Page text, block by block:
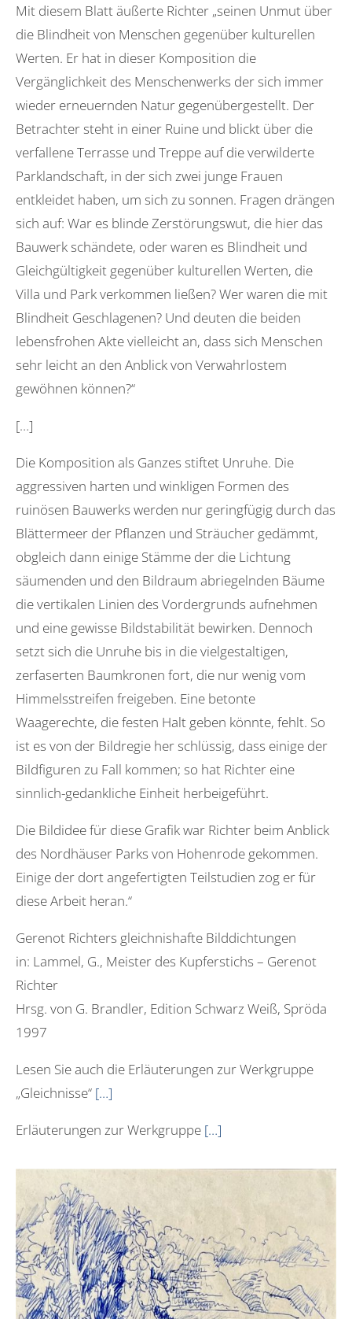
Mit diesem Blatt äußerte Richter „seinen Unmut über
die Blindheit von Menschen gegenüber kulturellen
Werten. Er hat in dieser Komposition die
Vergänglichkeit des Menschenwerks der sich immer
wieder erneuernden Natur gegenübergestellt. Der
Betrachter steht in einer Ruine und blickt über die
verfallene Terrasse und Treppe auf die verwilderte
Parklandschaft, in der sich zwei junge Frauen
entkleidet haben, um sich zu sonnen. Fragen drängen
sich auf: War es blinde Zerstörungswut, die hier das
Bauwerk schändete, oder waren es Blindheit und
Gleichgültigkeit gegenüber kulturellen Werten, die
Villa und Park verkommen ließen? Wer waren die mit
Blindheit Geschlagenen? Und deuten die beiden
lebensfrohen Akte vielleicht an, dass sich Menschen
sehr leicht an den Anblick von Verwahrlostem
gewöhnen können?“
[…]
Die Komposition als Ganzes stiftet Unruhe. Die
aggressiven harten und winkligen Formen des
ruinösen Bauwerks werden nur geringfügig durch das
Blättermeer der Pflanzen und Sträucher gedämmt,
obgleich dann einige Stämme der die Lichtung
säumenden und den Bildraum abriegelnden Bäume
die vertikalen Linien des Vordergrunds aufnehmen
und eine gewisse Bildstabilität bewirken. Dennoch
setzt sich die Unruhe bis in die vielgestaltigen,
zerfaserten Baumkronen fort, die nur wenig vom
Himmelsstreifen freigeben. Eine betonte
Waagerechte, die festen Halt geben könnte, fehlt. So
ist es von der Bildregie her schlüssig, dass einige der
Bildfiguren zu Fall kommen; so hat Richter eine
sinnlich-gedankliche Einheit herbeigeführt.
Die Bildidee für diese Grafik war Richter beim Anblick
des Nordhäuser Parks von Hohenrode gekommen.
Einige der dort angefertigten Teilstudien zog er für
diese Arbeit heran.“
Gerenot Richters gleichnishafte Bilddichtungen
in: Lammel, G., Meister des Kupferstichs – Gerenot
Richter
Hrsg. von G. Brandler, Edition Schwarz Weiß, Spröda
1997
Lesen Sie auch die Erläuterungen zur Werkgruppe
„Gleichnisse“ […]
Erläuterungen zur Werkgruppe […]